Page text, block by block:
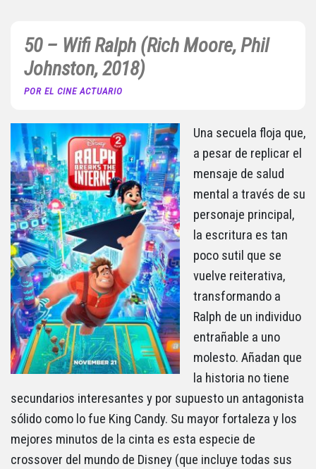
50 – Wifi Ralph (Rich Moore, Phil
Johnston, 2018)
POR EL CINE ACTUARIO
Una secuela floja que,
a pesar de replicar el
mensaje de salud
mental a través de su
personaje principal,
la escritura es tan
poco sutil que se
vuelve reiterativa,
transformando a
Ralph de un individuo
entrañable a uno
molesto. Añadan que
la historia no tiene
secundarios interesantes y por supuesto un antagonista
sólido como lo fue King Candy. Su mayor fortaleza y los
mejores minutos de la cinta es esta especie de
crossover del mundo de Disney (que incluye todas sus